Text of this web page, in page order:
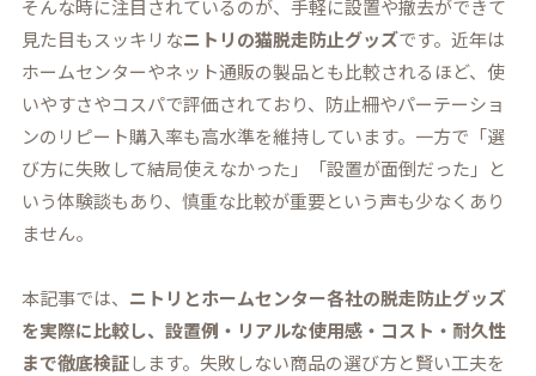
そんな時に注目されているのが、手軽に設置や撤去ができて
見た目もスッキリなニトリの猫脱走防止グッズです。近年は
ホームセンターやネット通販の製品とも比較されるほど、使
いやすさやコスパで評価されており、防止柵やパーテーショ
ンのリピート購入率も高水準を維持しています。一方で「選
び方に失敗して結局使えなかった」「設置が面倒だった」と
いう体験談もあり、慎重な比較が重要という声も少なくあり
ません。
本記事では、 ニトリとホームセンター各社の脱走防止グッズ
を実際に比較し、設置例・リアルな使用感・コスト・耐久性
まで徹底検証します。失敗しない商品の選び方と賢い工夫を